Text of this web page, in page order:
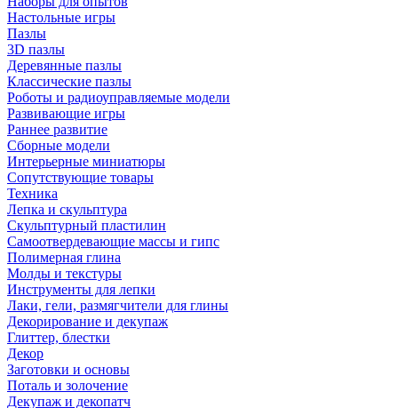
Настольные игры
Пазлы
3D пазлы
Деревянные пазлы
Классические пазлы
Роботы и радиоуправляемые модели
Развивающие игры
Раннее развитие
Сборные модели
Интерьерные миниатюры
Сопутствующие товары
Техника
Лепка и скульптура
Скульптурный пластилин
Самоотвердевающие массы и гипс
Полимерная глина
Молды и текстуры
Инструменты для лепки
Лаки, гели, размягчители для глины
Декорирование и декупаж
Глиттер, блестки
Декор
Заготовки и основы
Поталь и золочение
Декупаж и декопатч